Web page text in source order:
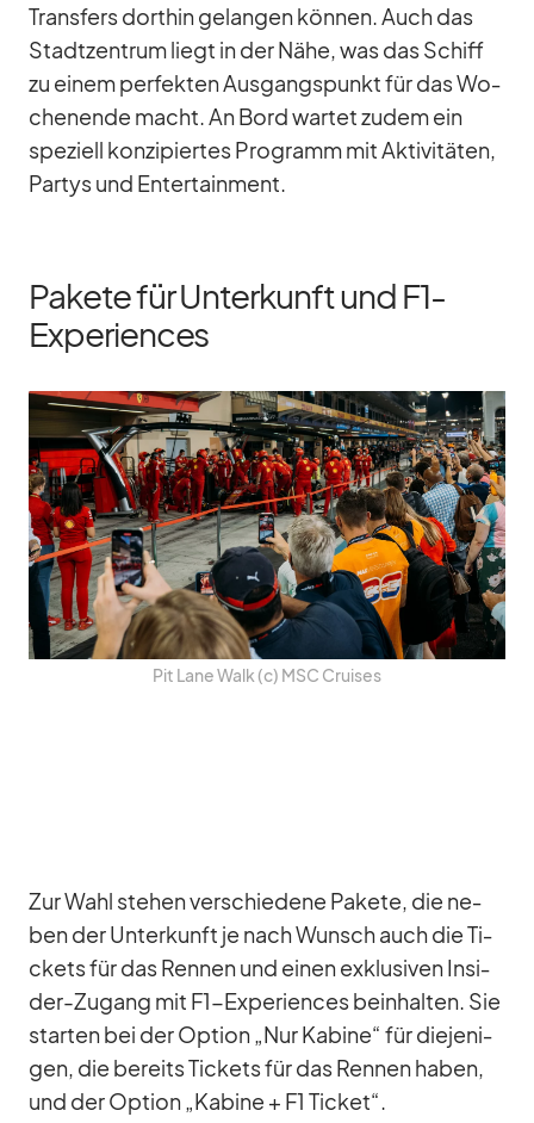
Trans­fers dort­hin ge­lan­gen kön­nen. Auch das
Stadt­zen­trum liegt in der Nähe, was das Schiff
zu ei­nem per­fek­ten Aus­gangs­punkt für das Wo­
chen­ende macht. An Bord war­tet zu­dem ein
spe­zi­ell kon­zi­pier­tes Pro­gramm mit Ak­ti­vi­tä­ten,
Par­tys und En­ter­tain­ment.
Pakete für Unterkunft und F1-
Experiences
Pit Lane Walk (c) MSC Crui­ses
Zur Wahl ste­hen ver­schie­dene Pa­kete, die ne­
ben der Un­ter­kunft je nach Wunsch auch die Ti­
ckets für das Ren­nen und ei­nen ex­klu­si­ven In­si­
der-Zu­gang mit F1-Ex­pe­ri­en­ces be­inhal­ten. Sie
star­ten bei der Op­tion „Nur Ka­bine“ für die­je­ni­
gen, die be­reits Ti­ckets für das Ren­nen ha­ben,
und der Op­tion „Ka­bine + F1 Ti­cket“.